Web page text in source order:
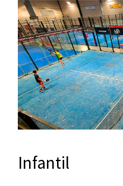
Infantil